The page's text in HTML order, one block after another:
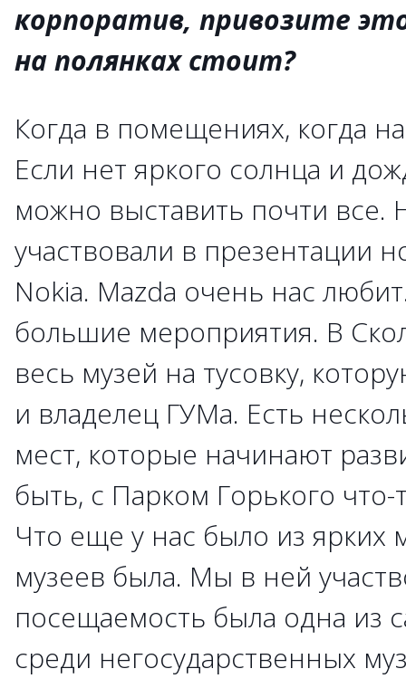
корпоратив, привозите
на полянках стоит?
Когда в помещениях, когда
Если нет яркого солнца и
можно выставить почти все.
участвовали в презентации
Nokia. Mazda очень нас
большие мероприятия. В
весь музей на тусовку,
и владелец ГУМа. Есть
мест, которые начинают
быть, с Парком Горького
Что еще у нас было из ярких
музеев была. Мы в ней
посещаемость была одна из
среди негосударственных